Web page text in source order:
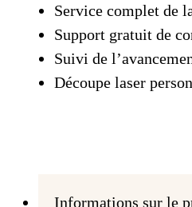
Service complet de
Support gratuit de
Suivi de
Découpe laser
Informations sur le